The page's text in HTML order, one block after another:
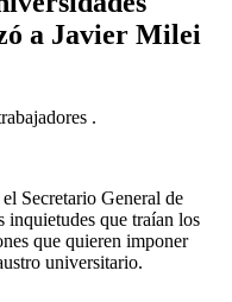
a Javier Milei
.
Secretario General de
que traían los
que quieren imponer
universitario.